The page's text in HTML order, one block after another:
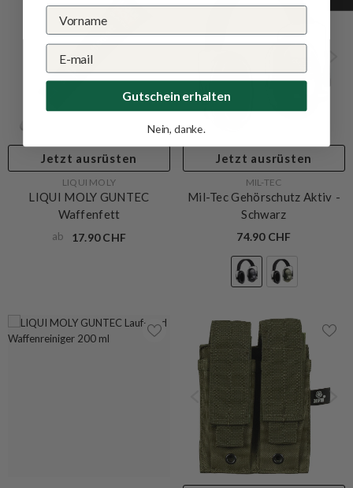
Jetzt ausrüsten
VERKÄUFERIN:LIQUI MOLY
LIQUI MOLY GUNTEC
Waffenfett
ab 17.90 CHF
Jetzt ausrüsten
VERKÄUFERIN:MIL-TEC
Mil-Tec Gehörschutz Aktiv -
Schwarz
74.90 CHF
Gutschein erhalten
Nein, danke.